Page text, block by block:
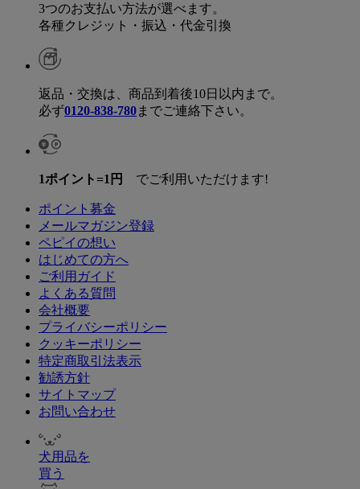
3つのお支払い方法が選べます。
各種クレジット・振込・代金引換
返品・交換は、商品到着後10日以内まで。
必ず0120-838-780までご連絡下さい。
1ポイント=1円 でご利用いただけます!
ポイント募金
メールマガジン登録
ペピイの想い
はじめての方へ
ご利用ガイド
よくある質問
会社概要
プライバシーポリシー
クッキーポリシー
特定商取引法表示
勧誘方針
サイトマップ
お問い合わせ
犬用品を
買う